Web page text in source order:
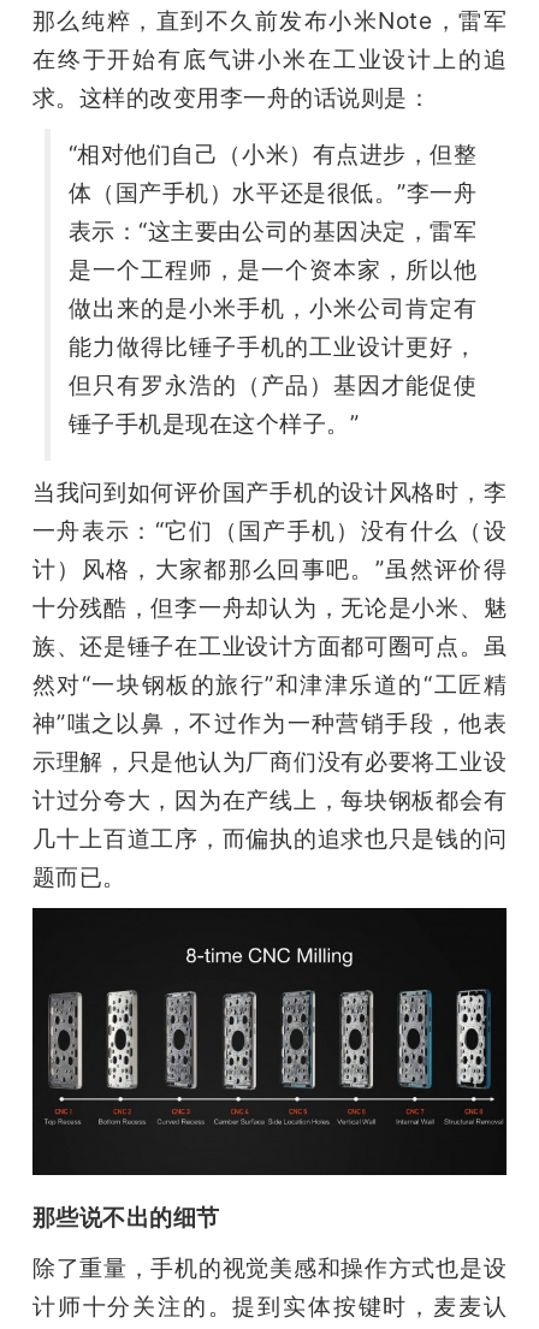
那么纯粹，直到不久前发布小米Note，雷军
在终于开始有底气讲小米在工业设计上的追
求。这样的改变用李一舟的话说则是：
“相对他们自己（小米）有点进步，但整
体（国产手机）水平还是很低。”李一舟
表示：“这主要由公司的基因决定，雷军
是一个工程师，是一个资本家，所以他
做出来的是小米手机，小米公司肯定有
能力做得比锤子手机的工业设计更好，
但只有罗永浩的（产品）基因才能促使
锤子手机是现在这个样子。”
当我问到如何评价国产手机的设计风格时，李
一舟表示：“它们（国产手机）没有什么（设
计）风格，大家都那么回事吧。”虽然评价得
十分残酷，但李一舟却认为，无论是小米、魅
族、还是锤子在工业设计方面都可圈可点。虽
然对“一块钢板的旅行”和津津乐道的“工匠精
神”嗤之以鼻，不过作为一种营销手段，他表
示理解，只是他认为厂商们没有必要将工业设
计过分夸大，因为在产线上，每块钢板都会有
几十上百道工序，而偏执的追求也只是钱的问
题而已。
那些说不出的细节
除了重量，手机的视觉美感和操作方式也是设
计师十分关注的。提到实体按键时，麦麦认